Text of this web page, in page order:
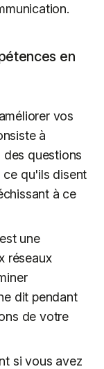
en
vos
à
questions
qu'ils disent
à ce
une
réseaux
dit pendant
de votre
si vous avez